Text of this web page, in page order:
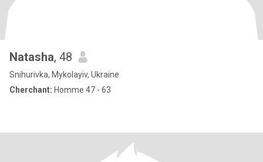
Natasha, 48
Snihurivka, Mykolayiv, Ukraine
Cherchant: Homme 47 - 63